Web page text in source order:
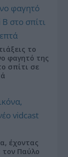
το
φαγητό της
σπίτι σε
έχοντας
Παύλο